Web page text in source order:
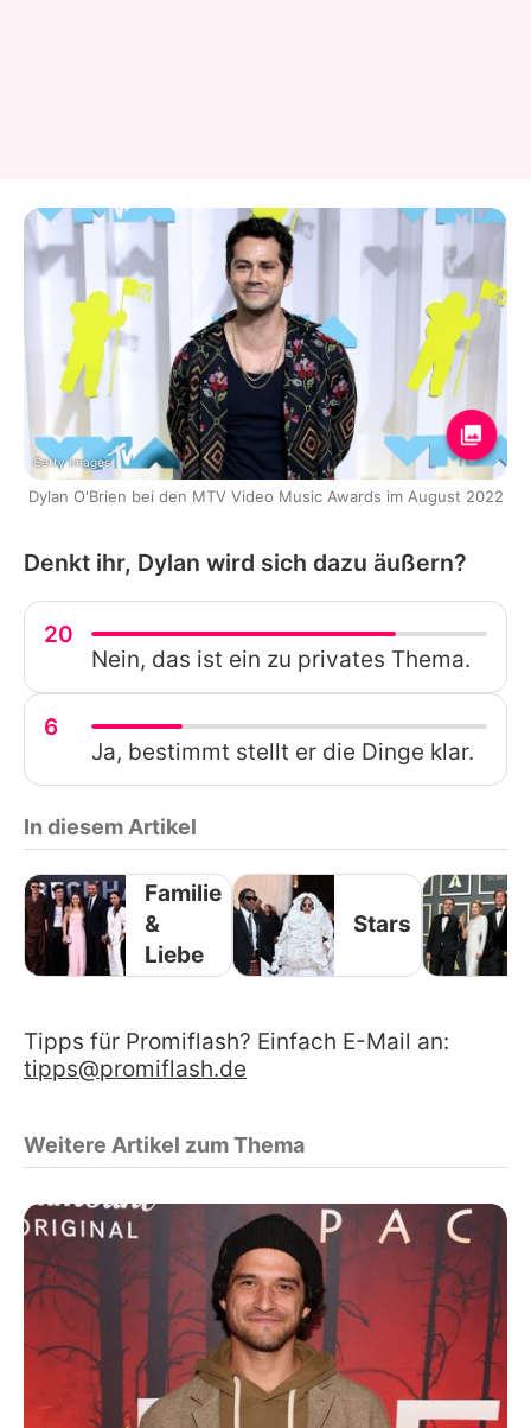
Getty Images
Dylan O'Brien bei den MTV Video Music Awards im August 2022
Denkt ihr, Dylan wird sich dazu äußern?
20
Nein, das ist ein zu privates Thema.
6
Ja, bestimmt stellt er die Dinge klar.
In diesem Artikel
Familie
&
Liebe
Stars
Tipps für Promiflash? Einfach E-Mail an:
tipps@promiflash.de
Weitere Artikel zum Thema